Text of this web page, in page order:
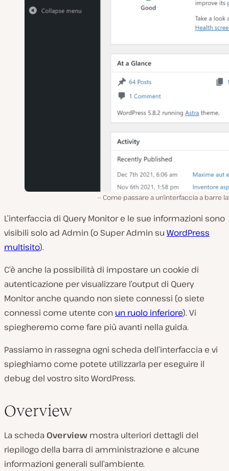
Come passare a un’interfaccia a barre
L’interfaccia di Query Monitor e le sue informazioni sono
visibili solo ad Admin (o Super Admin su WordPress
multisito).
C’è anche la possibilità di impostare un cookie di
autenticazione per visualizzare l’output di Query
Monitor anche quando non siete connessi (o siete
connessi come utente con un ruolo inferiore). Vi
spiegheremo come fare più avanti nella guida.
Passiamo in rassegna ogni scheda dell’interfaccia e vi
spieghiamo come potete utilizzarla per eseguire il
debug del vostro sito WordPress.
Overview
La scheda Overview mostra ulteriori dettagli del
riepilogo della barra di amministrazione e alcune
informazioni generali sull’ambiente.